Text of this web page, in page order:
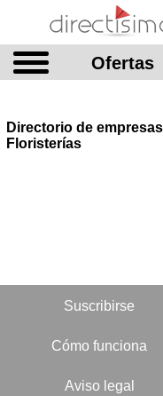
Ofertas
Directorio de
Floristerías
Suscribirse
Cómo funciona
Aviso legal